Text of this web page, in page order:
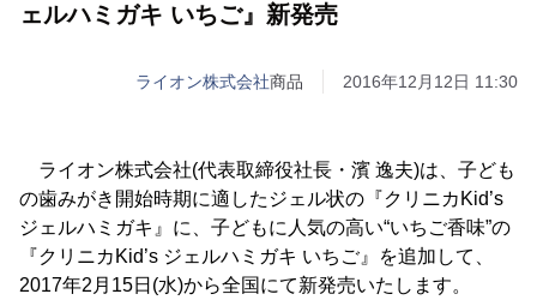
ェルハミガキ いちご』新発売
ライオン株式会社商品 2016年12月12日 11:30
ライオン株式会社(代表取締役社長・濱 逸夫)は、子ども
の歯みがき開始時期に適したジェル状の『クリニカKid’s
ジェルハミガキ』に、子どもに人気の高い“いちご香味”の
『クリニカKid’s ジェルハミガキ いちご』を追加して、
2017年2月15日(水)から全国にて新発売いたします。